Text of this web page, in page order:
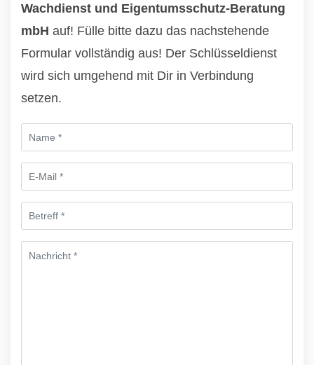
Wachdienst und Eigentumsschutz-Beratung
mbH auf! Fülle bitte dazu das nachstehende
Formular vollständig aus! Der Schlüsseldienst
wird sich umgehend mit Dir in Verbindung
setzen.